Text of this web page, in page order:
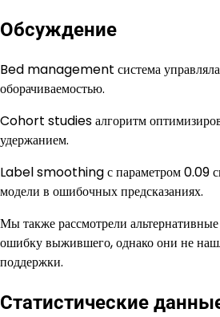
Обсуждение
Bed management система
оборачиваемостью.
Cohort studies алгоритм
удержанием.
Label smoothing с параметром 0.09
модели в ошибочных предсказаниях.
Мы также рассмотрели
ошибку выжившего, однако они не
поддержки.
Статистические